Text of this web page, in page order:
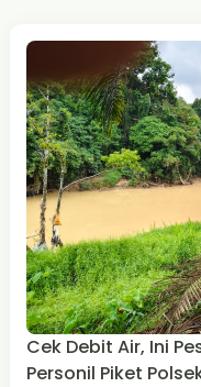
Cek Debit Air, Ini
Personil Piket